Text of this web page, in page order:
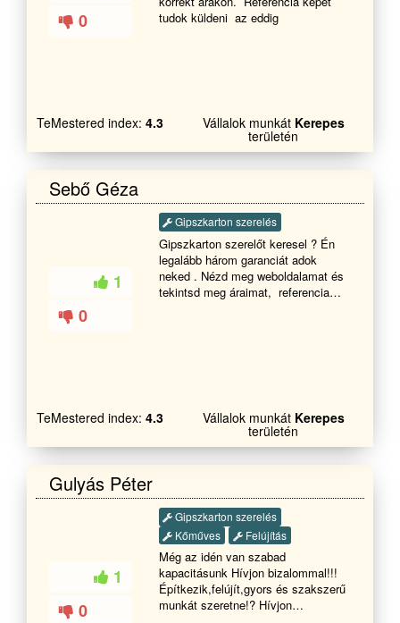
0
tudok küldeni az eddig
TeMestered index: 4.3 Vállalok munkát Kerepes
területén
Sebő Géza
1
0
Gipszkarton szerelés
Gipszkarton szerelőt keresel ? Én
legalább három garanciát adok
neked . Nézd meg weboldalamat és
tekintsd meg áraimat, referencia
TeMestered index: 4.3 Vállalok munkát Kerepes
területén
Gulyás Péter
1
0
Gipszkarton szerelés
Kőműves
Felújítás
Még az idén van szabad
kapacitásunk Hívjon bizalommal!!!
Építkezik,felújít,gyors és szakszerű
munkát szeretne!? Hívjon